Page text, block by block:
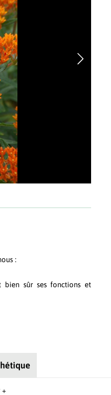
:
bien sûr ses fonctions et
+